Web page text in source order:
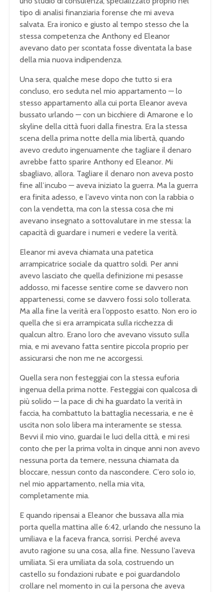
tipo di analisi finanziaria forense che mi aveva
salvata. Era ironico e giusto al tempo stesso che la
stessa competenza che Anthony ed Eleanor
avevano dato per scontata fosse diventata la base
della mia nuova indipendenza.
Una sera, qualche mese dopo che tutto si era
concluso, ero seduta nel mio appartamento — lo
stesso appartamento alla cui porta Eleanor aveva
bussato urlando — con un bicchiere di Amarone e lo
skyline della città fuori dalla finestra. Era la stessa
scena della prima notte della mia libertà, quando
avevo creduto ingenuamente che tagliare il denaro
avrebbe fatto sparire Anthony ed Eleanor. Mi
sbagliavo, allora. Tagliare il denaro non aveva posto
fine all’incubo — aveva iniziato la guerra. Ma la guerra
era finita adesso, e l’avevo vinta non con la rabbia o
con la vendetta, ma con la stessa cosa che mi
avevano insegnato a sottovalutare in me stessa: la
capacità di guardare i numeri e vedere la verità.
Eleanor mi aveva chiamata una patetica
arrampicatrice sociale da quattro soldi. Per anni
avevo lasciato che quella definizione mi pesasse
addosso, mi facesse sentire come se davvero non
appartenessi, come se davvero fossi solo tollerata.
Ma alla fine la verità era l’opposto esatto. Non ero io
quella che si era arrampicata sulla ricchezza di
qualcun altro. Erano loro che avevano vissuto sulla
mia, e mi avevano fatta sentire piccola proprio per
assicurarsi che non me ne accorgessi.
Quella sera non festeggiai con la stessa euforia
ingenua della prima notte. Festeggiai con qualcosa di
più solido — la pace di chi ha guardato la verità in
faccia, ha combattuto la battaglia necessaria, e ne è
uscita non solo libera ma interamente se stessa.
Bevvi il mio vino, guardai le luci della città, e mi resi
conto che per la prima volta in cinque anni non avevo
nessuna porta da temere, nessuna chiamata da
bloccare, nessun conto da nascondere. C’ero solo io,
nel mio appartamento, nella mia vita,
completamente mia.
E quando ripensai a Eleanor che bussava alla mia
porta quella mattina alle 6:42, urlando che nessuno la
umiliava e la faceva franca, sorrisi. Perché aveva
avuto ragione su una cosa, alla fine. Nessuno l’aveva
umiliata. Si era umiliata da sola, costruendo un
castello su fondazioni rubate e poi guardandolo
crollare nel momento in cui la persona che aveva